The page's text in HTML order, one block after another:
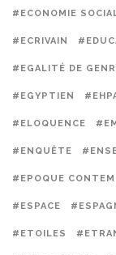
#ECONOMIE
#ECRIVAIN
#EGALITÉ DE
#EGYPTIEN
#ELOQUENCE
#ENQUÊTE
#EPOQUE
#ESPACE
#ETOILES